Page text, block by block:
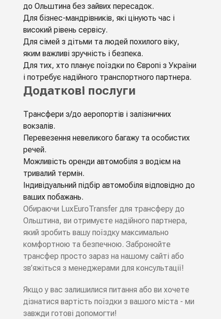
до Ольштина без зайвих пересадок.
Для бізнес-мандрівників, які цінують час і
високий рівень сервісу.
Для сімей з дітьми та людей похилого віку,
яким важливі зручність і безпека.
Для тих, хто планує поїздки по Європі з України
і потребує надійного транспортного партнера.
Додаткові послуги
Трансфери з/до аеропортів і залізничних
вокзалів.
Перевезення невеликого багажу та особистих
речей.
Можливість оренди автомобіля з водієм на
тривалий термін.
Індивідуальний підбір автомобіля відповідно до
ваших побажань.
Обираючи LuxEuroTransfer для трансферу до
Ольштина, ви отримуєте надійного партнера,
який зробить вашу поїздку максимально
комфортною та безпечною. Забронюйте
трансфер просто зараз на нашому сайті або
зв’яжіться з менеджерами для консультації!
Якщо у вас залишилися питання або ви хочете
дізнатися вартість поїздки з вашого міста - ми
завжди готові допомогти!